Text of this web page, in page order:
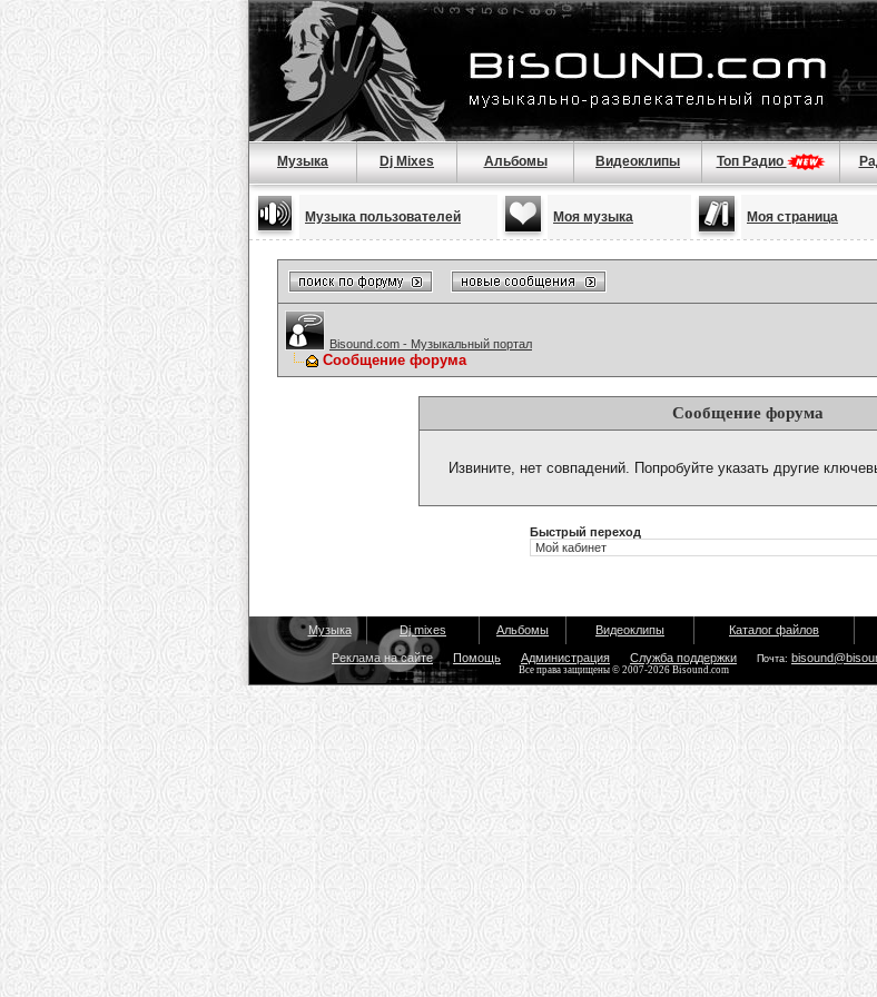
Музыка Dj Mixes Альбомы Видеоклипы Топ Радио
Музыка пользователей Моя музыка Моя страница
Bisound.com - Музыкальный портал
Сообщение форума
Сообщение форума
Извините, нет совпадений. Попробуйте указать другие
Быстрый переход
Музыка Dj mixes Альбомы Видеоклипы Каталог файлов
Реклама на сайте Помощь Администрация Служба поддержки Почта:
Все права защищены © 2007-2026 Bisound.com